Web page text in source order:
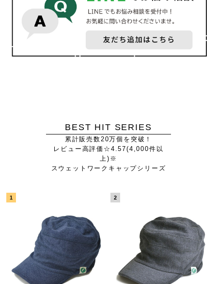
BEST HIT SERIES
累計販売数20万個を突破！
レビュー高評価☆4.57(4,000件以
上)※
スウェットワークキャップシリーズ